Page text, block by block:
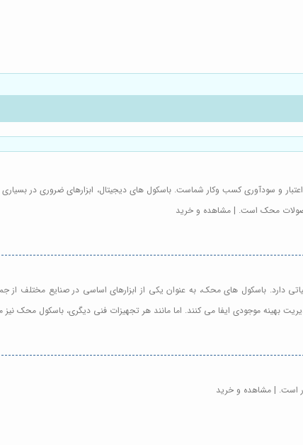
و سودآوری کسب وکار شماست. باسکول های دیجیتال، ابزارهای ضروری در بسیاری
محصولات محک است. | مشاهده و خرید
باسکول های محک، به عنوان یکی از ابزارهای اساسی در صنایع مختلف از جمله
بهینه موجودی ایفا می کنند. اما مانند هر تجهیزات فنی دیگری، باسکول محک
است. | مشاهده و خرید